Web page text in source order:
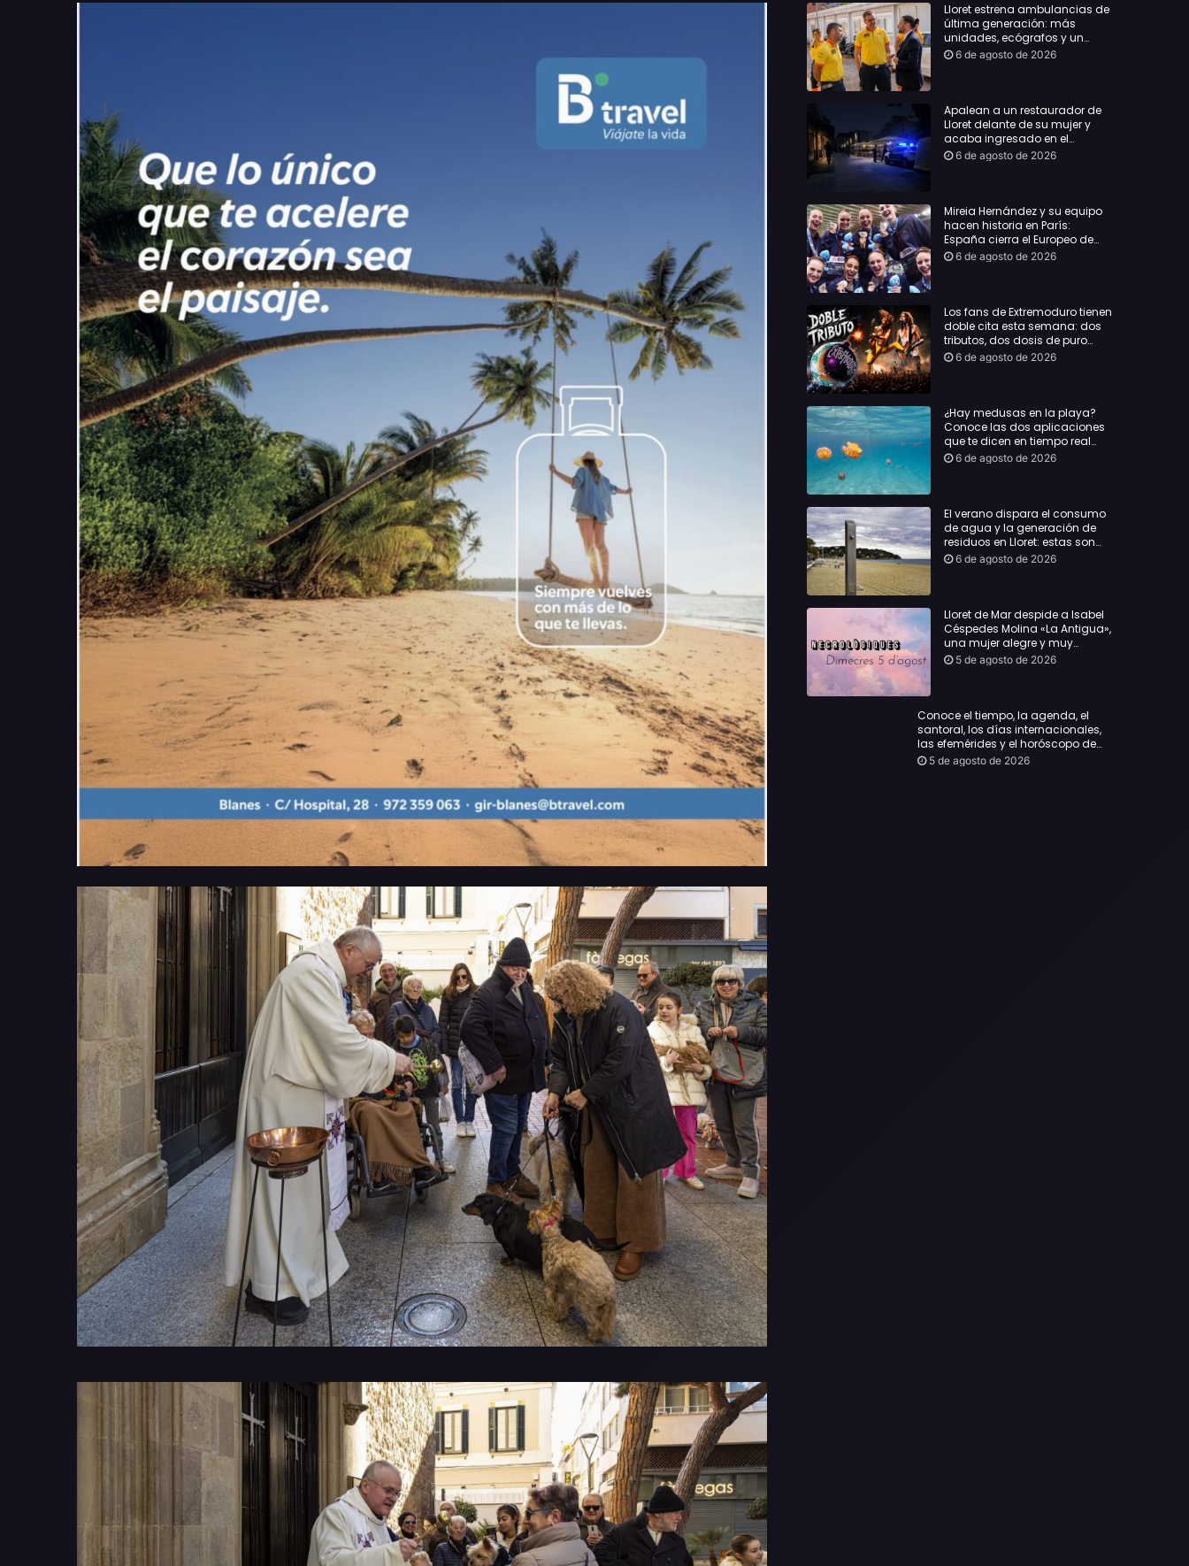
Lloret estrena ambulancias de
última generación: más
unidades, ecógrafos y un
servicio reforzado las 24 horas
6 de agosto de 2026
Apalean a un restaurador de
Lloret delante de su mujer y
acaba ingresado en el
Hospital Vall d’Hebron
6 de agosto de 2026
Mireia Hernández y su equipo
hacen historia en París:
España cierra el Europeo de
natación artística con ocho
6 de agosto de 2026
Los fans de Extremoduro tienen
doble cita esta semana: dos
tributos, dos dosis de puro
rock de la mano del Clon
6 de agosto de 2026
¿Hay medusas en la playa?
Conoce las dos aplicaciones
que te dicen en tiempo real
dónde bañarte con
6 de agosto de 2026
El verano dispara el consumo
de agua y la generación de
residuos en Lloret: estas son
las cifras que deja el turismo
6 de agosto de 2026
Lloret de Mar despide a Isabel
Céspedes Molina «La Antigua»,
una mujer alegre y muy
querida en la población
5 de agosto de 2026
Conoce el tiempo, la agenda, el
santoral, los días internacionales,
las efemérides y el horóscopo de
hoy, Miércoles, 5 de agosto de 2026:
5 de agosto de 2026